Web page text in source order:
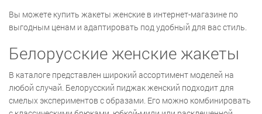
Вы можете купить жакеты женские в интернет-магазине по
выгодным ценам и адаптировать под удобный для вас стиль.
Белорусские женские жакеты
В каталоге представлен широкий ассортимент моделей на
любой случай. Белорусский пиджак женский подходит для
смелых экспериментов с образами. Его можно комбинировать